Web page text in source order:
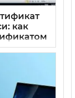
как